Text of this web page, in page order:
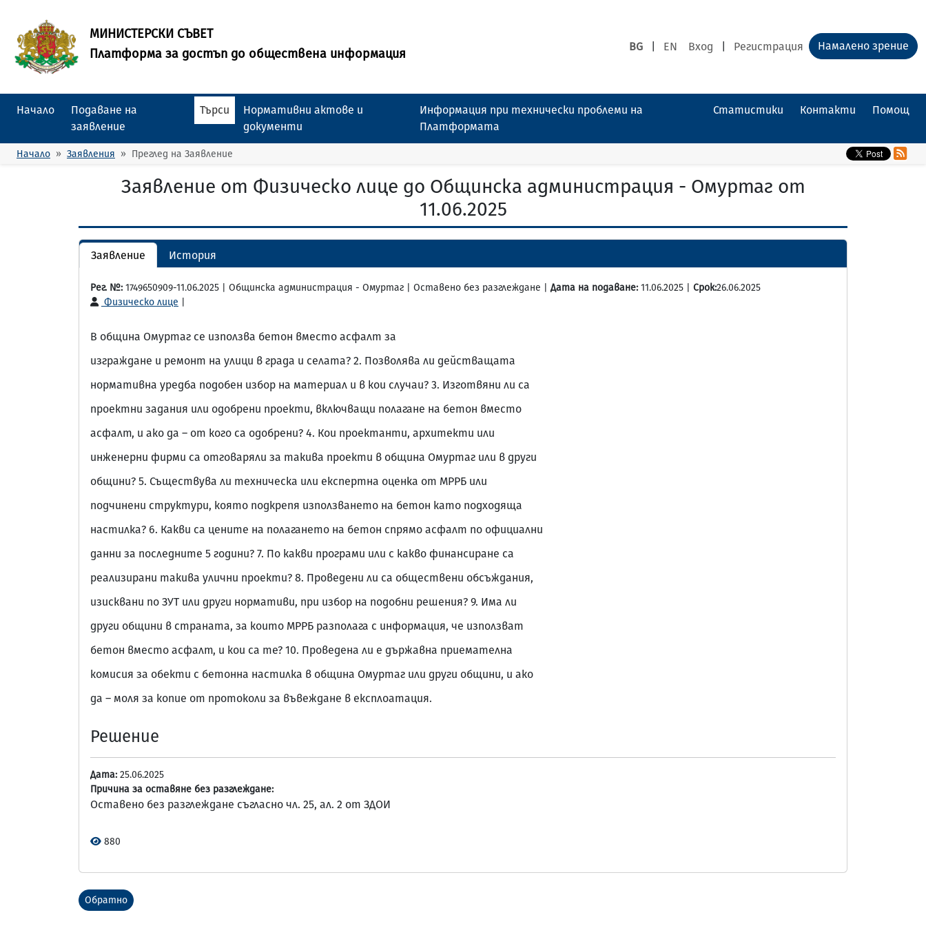
МИНИСТЕРСКИ СЪВЕТ
Платформа за достъп до обществена информация
BG EN Вход Регистрация Намалено зрение
Начало
Подаване на
заявление
Търси
Нормативни актове и
документи
Информация при технически проблеми на
Платформата
Статистики Контакти Помощ
Начало Заявления Преглед на Заявление
Заявление от Физическо лице до Общинска администрация - Омуртаг от
11.06.2025
Заявление История
Рег. №: 1749650909-11.06.2025 | Общинска администрация - Омуртаг | Оставено без разглеждане | Дата на подаване: 11.06.2025 | Срок:26.06.2025
Физическо лице
В община Омуртаг се използва бетон вместо асфалт за
изграждане и ремонт на улици в града и селата? 2. Позволява ли действащата
нормативна уредба подобен избор на материал и в кои случаи? 3. Изготвяни ли са
проектни задания или одобрени проекти, включващи полагане на бетон вместо
асфалт, и ако да – от кого са одобрени? 4. Кои проектанти, архитекти или
инженерни фирми са отговаряли за такива проекти в община Омуртаг или в други
общини? 5. Съществува ли техническа или експертна оценка от МРРБ или
подчинени структури, която подкрепя използването на бетон като подходяща
настилка? 6. Какви са цените на полагането на бетон спрямо асфалт по официални
данни за последните 5 години? 7. По какви програми или с какво финансиране са
реализирани такива улични проекти? 8. Проведени ли са обществени обсъждания,
изисквани по ЗУТ или други нормативи, при избор на подобни решения? 9. Има ли
други общини в страната, за които МРРБ разполага с информация, че използват
бетон вместо асфалт, и кои са те? 10. Проведена ли е държавна приемателна
комисия за обекти с бетонна настилка в община Омуртаг или други общини, и ако
да – моля за копие от протоколи за въвеждане в експлоатация.
Решение
Дата: 25.06.2025
Причина за оставяне без разглеждане:
Оставено без разглеждане съгласно чл. 25, ал. 2 от ЗДОИ
880
Обратно